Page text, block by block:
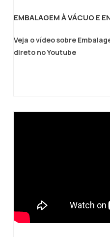
EMBALAGEM À VÁCUO E
Veja o vídeo sobre
direto no Youtube